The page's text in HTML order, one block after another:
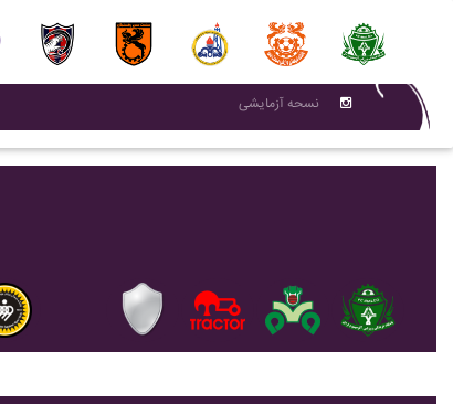
نسحه آزمایشی